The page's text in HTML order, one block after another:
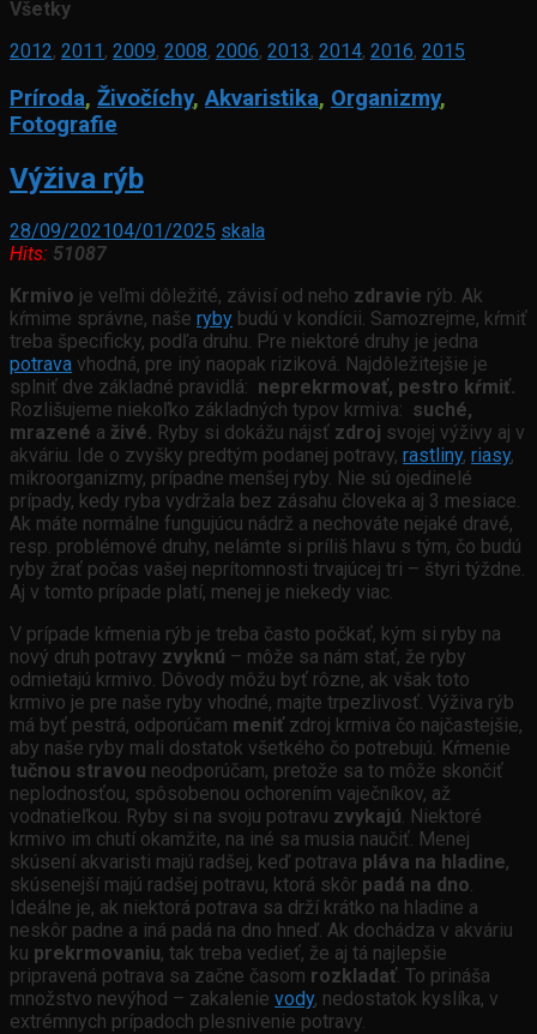
Všetky
2012, 2011 , 2009, 2008, 2006, 2013, 2014, 2016, 2015
Príroda, Živočíchy,Akvaristika, Organizmy,
Fotografie
Výživa rýb
28/09/202104/01/2025 skala
Hits: 51087
Krmivo je veľmi dôležité, závisí od neho zdravie rýb. Ak
kŕmime správne, naše ryby budú v kondícii. Samozrejme, kŕmiť
treba špecificky, podľa druhu. Pre niektoré druhy je jedna
potrava vhodná, pre iný naopak riziková. Najdôležitejšie je
splniť dve základné pravidlá: neprekrmovať, pestro kŕmiť.
Rozlišujeme niekoľko základných typov krmiva: suché,
mrazené a živé. Ryby si dokážu nájsť zdroj svojej výživy aj v
akváriu. Ide o zvyšky predtým podanej potravy, rastliny, riasy,
mikroorganizmy, prípadne menšej ryby. Nie sú ojedinelé
prípady, kedy ryba vydržala bez zásahu človeka aj 3 mesiace.
Ak máte normálne fungujúcu nádrž a nechováte nejaké dravé,
resp. problémové druhy, nelámte si príliš hlavu s tým, čo budú
ryby žrať počas vašej neprítomnosti trvajúcej tri – štyri týždne.
Aj v tomto prípade platí, menej je niekedy viac.
V prípade kŕmenia rýb je treba často počkať, kým si ryby na
nový druh potravy zvyknú – môže sa nám stať, že ryby
odmietajú krmivo. Dôvody môžu byť rôzne, ak však toto
krmivo je pre naše ryby vhodné, majte trpezlivosť. Výživa rýb
má byť pestrá, odporúčam meniťzdroj krmiva čo najčastejšie,
aby naše ryby mali dostatok všetkého čo potrebujú. Kŕmenie
tučnou stravou neodporúčam, pretože sa to môže skončiť
neplodnosťou, spôsobenou ochorením vaječníkov, až
vodnatieľkou. Ryby si na svoju potravu zvykajú. Niektoré
krmivo im chutí okamžite, na iné sa musia naučiť. Menej
skúsení akvaristi majú radšej, keď potrava pláva na hladine,
skúsenejší majú radšej potravu, ktorá skôr padá na dno.
Ideálne je, ak niektorá potrava sa drží krátko na hladine a
neskôr padne a iná padá na dno hneď. Ak dochádza v akváriu
ku prekrmovaniu, tak treba vedieť, že aj tá najlepšie
pripravená potrava sa začne časom rozkladať. To prináša
množstvo nevýhod – zakalenie vody, nedostatok kyslíka, v
extrémnych prípadoch plesnivenie potravy.